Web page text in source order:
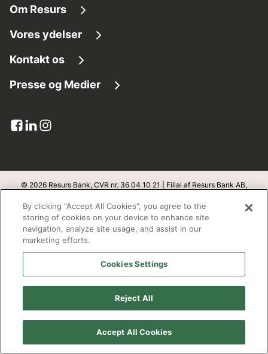
Om Resurs
Om os
Tilgængelighed
Resurs i tal
Integritet og sikkerhed
Databeskyttelse
Bæredygtighed
Redegørelse fra Finanstilsynet
Vores ydelser
Finansieringsløsninger
Lån penge
Kreditkort
Kontakt os
Kundeservice
Klageadgang
Resurs Bank, filial af Resurs Bank Aktiebolag, Sverige
SE- 250 24 Helsingborg
Presse og Medier
Pressekontakt
© 2026 Resurs Bank, CVR nr. 36 04 10 21 | Filial af Resurs Bank AB,
1.1.100
By clicking “Accept All Cookies”, you agree to the
storing of cookies on your device to enhance site
navigation, analyze site usage, and assist in our
marketing efforts.
Cookies Settings
Reject All
Accept All Cookies